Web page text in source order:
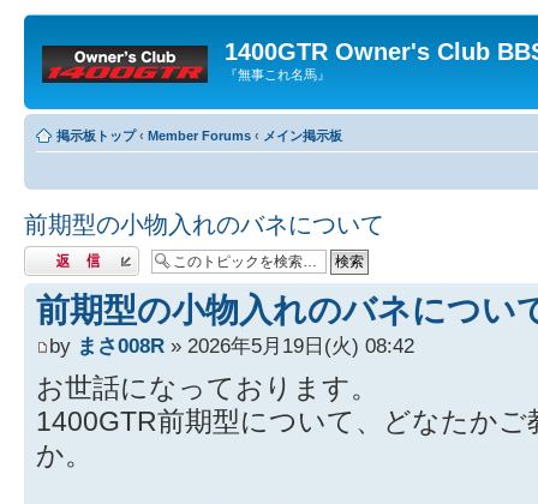
1400GTR Owner's Club
『無事これ名馬』
掲示板トップ ‹ Member Forums ‹ メイン掲示板
前期型の小物入れのバネについて
返信する
前期型の小物入れのバネについ
by まさ008R » 2026年5月19日(火) 08:42
お世話になっております。
1400GTR前期型について、どなたか
か。